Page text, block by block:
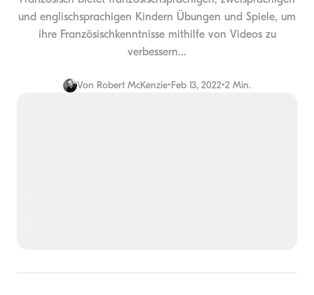
und englischsprachigen Kindern Übungen und Spiele, um
ihre Französischkenntnisse mithilfe von Videos zu
verbessern...
Von Robert McKenzie•Feb 13, 2022•2 Min.